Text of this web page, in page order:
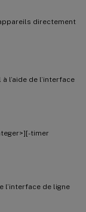
directement
l’aide de l’interface
timer
l’interface de ligne